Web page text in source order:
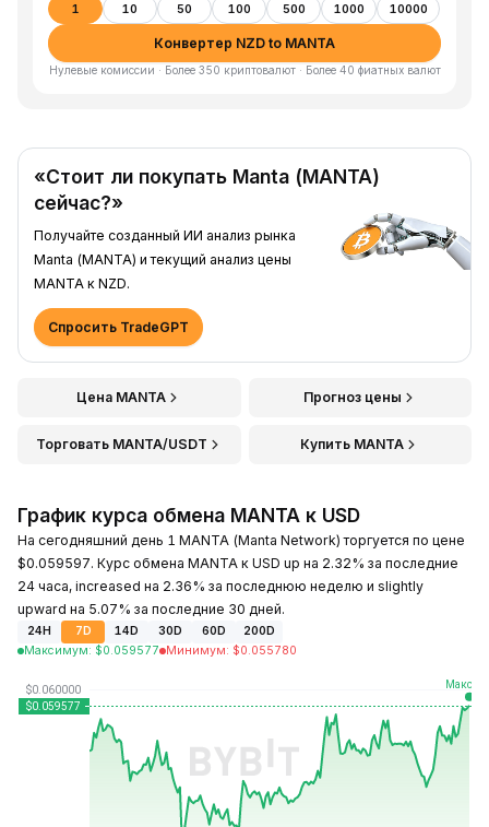
1 10 50 100 500 1000 10000
Конвертер NZD to MANTA
Нулевые комиссии · Более 350 криптовалют · Более 40 фиатных валют
«Стоит ли покупать Manta (MANTA)
сейчас?»
Получайте созданный ИИ анализ рынка
Manta (MANTA) и текущий анализ цены
MANTA к NZD.
Спросить TradeGPT
Цена MANTA Прогноз цены
Торговать MANTA/USDT Купить MANTA
График курса обмена MANTA к USD
На сегодняшний день 1 MANTA (Manta Network) торгуется по цене
$0.059597. Курс обмена MANTA к USD up на 2.32% за последние
24 часа, increased на 2.36% за последнюю неделю и slightly
upward на 5.07% за последние 30 дней.
24H 7D 14D 30D 60D
200D
Максимум: $0.059577 Минимум: $0.055780